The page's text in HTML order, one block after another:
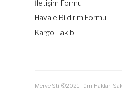
İletişim Formu
Havale Bildirim Formu
Kargo Takibi
Merve Stil©2021 Tüm Hakları